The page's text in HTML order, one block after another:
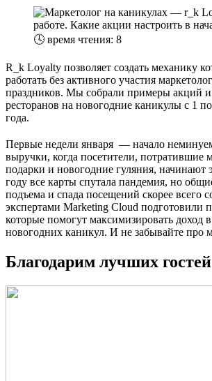
🕓 время чтения: 8
R_k Loyalty позволяет создать механику
работать без активного участия
праздников. Мы собрали примеры акций
ресторанов на новогодние каникулы с 1
года.
Первые недели января — начало
выручки, когда посетители, потратившие
подарки и новогодние гуляния, начинают
году все карты спутала пандемия, но
подъема и спада посещений скорее всего
экспертами Marketing Cloud подготовили
которые помогут максимизировать доход
новогодних каникул. И не забывайте про
Благодарим лучших гостей